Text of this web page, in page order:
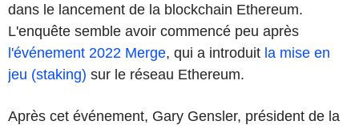
dans le lancement de la blockchain Ethereum.
L'enquête semble avoir commencé peu après
l'événement 2022 Merge, qui a introduit la mise en
jeu (staking) sur le réseau Ethereum.
Après cet événement, Gary Gensler, président de la